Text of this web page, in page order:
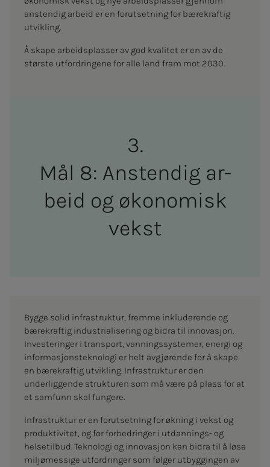
Mål 8: An­s­­­tendig ar­
beid og økonomisk
vekst
anstendig arbeid er en forutsetning for bærekraftig
utvikling.
Å skape arbeidsplasser av god kvalitet er en av de
største utfordringene for alle land fram mot 2030.
Bygge solid infrastruktur, fremme inkluderende og
bærekraftig industrialisering og bidra til innovasjon.
Investeringer i transport, vanningssystemer, energi og
informasjonsteknologi er helt avgjørende for å skape
en bærekraftig utvikling. Infrastruktur er den
underliggende strukturen som må være på plass for at
et samfunn skal fungere.
Infrastruktur er en forutsetning for økning i vekst og
produktivitet, og for forbedringer i utdannings- og
helsetilbud. Teknologi og innovasjon kan bidra til å løse
miljømessige utfordringer som følger utbyggingen av